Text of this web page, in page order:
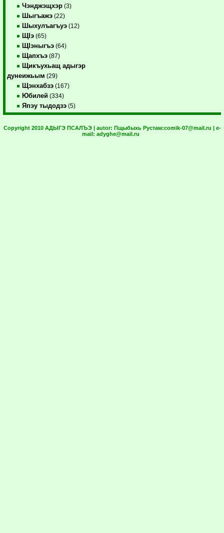
Чэнджэщхэр (3)
Шыгъажэ (22)
Шыхулъагъуэ (12)
ЩIэ (65)
ЩIэныгъэ (64)
Щапхъэ (87)
Щикъухьащ адыгэр
дунеижьым (29)
Щэнхабзэ (167)
Юбилей (334)
Япэу тыдодзэ (5)
Copyright 2010 АДЫГЭ ПСАЛЪЭ | autor: Пщыбыхь Рустам:comik-07@mail.ru | e-
mail: adyghe@mail.ru